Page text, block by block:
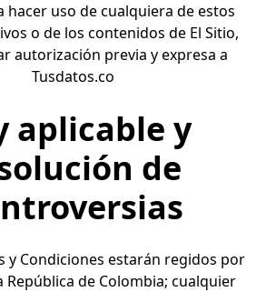
hacer uso de cualquiera de estos
o de los contenidos de El Sitio,
autorización previa y expresa a
Tusdatos.co
aplicable y
de
y Condiciones estarán regidos por
República de Colombia; cualquier